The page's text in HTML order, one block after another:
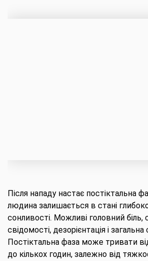
Після нападу настає постіктальна
людина залишається в стані
сонливості. Можливі головний біль,
свідомості, дезорієнтація і загальна
Постіктальна фаза може тривати
до кількох годин, залежно від